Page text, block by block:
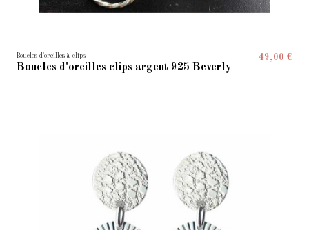
Boucles d'oreilles à clips
Boucles d'oreilles clips argent 925 Beverly
49,00 €